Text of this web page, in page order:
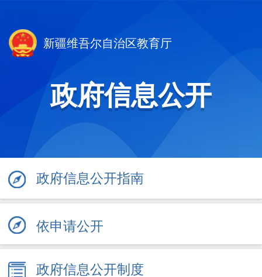
新疆维吾尔自治区教育厅
政府信息公开
政府信息公开指南
依申请公开
政府信息公开制度